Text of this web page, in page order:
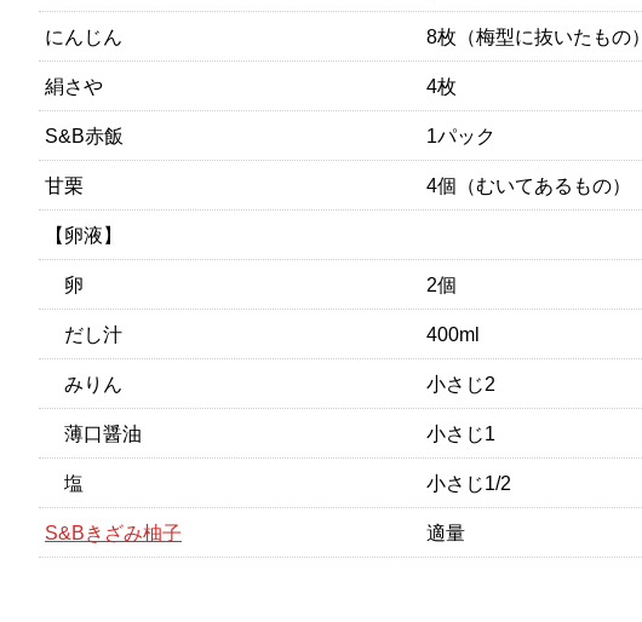
にんじん 8枚（梅型に抜いたもの）
絹さや 4枚
S&B赤飯 1パック
甘栗 4個（むいてあるもの）
【卵液】
卵 2個
だし汁 400ml
みりん 小さじ2
薄口醤油 小さじ1
塩 小さじ1/2
S&Bきざみ柚子 適量